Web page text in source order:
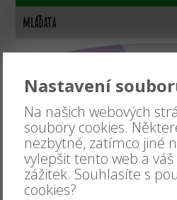
mláďata
Nastavení
Na našich webových
soubory cookies.
nezbytné, zatímco jiné
vylepšit tento web a
zážitek. Souhlasíte s
cookies?